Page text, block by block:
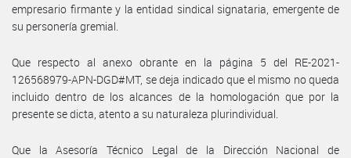
empresario firmante y la entidad sindical signataria, emergente de
su personería gremial.
Que respecto al anexo obrante en la página 5 del RE-2021-
126568979-APN-DGD#MT, se deja indicado que el mismo no queda
incluido dentro de los alcances de la homologación que por la
presente se dicta, atento a su naturaleza plurindividual.
Que la Asesoría Técnico Legal de la Dirección Nacional de